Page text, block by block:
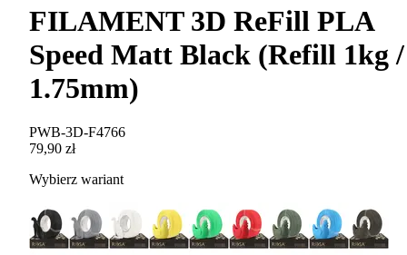
FILAMENT 3D ReFill PLA
Speed Matt Black (Refill 1kg /
1.75mm)
PWB-3D-F4766
79,90 zł
Wybierz wariant